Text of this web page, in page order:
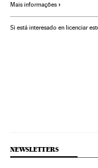
Ensino público
Governo Brasil América
Mais informações
Si está interesado en licenciar
NEWSLETTERS